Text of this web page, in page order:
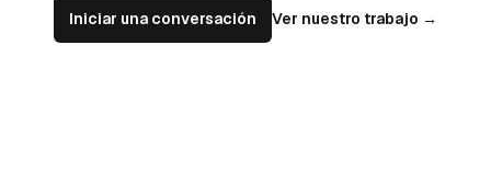
Iniciar una conversación Ver nuestro trabajo →